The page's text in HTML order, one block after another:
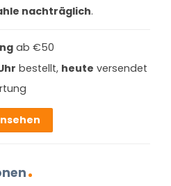
nachträglich.
ab €50
bestellt, heute versendet